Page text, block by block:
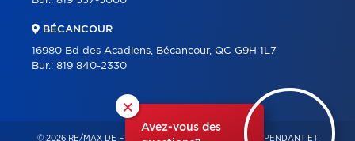
×
Avez-vous des
BÉCANCOUR
16980 Bd des Acadiens, Bécancour, QC G9H 1L7
Bur.: 819 840-2330
© 2026 RE/MAX DE FRANCHEVILLE – FRANCHISÉ INDÉPENDANT ET